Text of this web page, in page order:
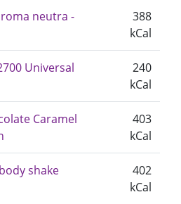
neutra -
388
kCal
Universal
240
kCal
Caramel
403
kCal
shake
402
kCal